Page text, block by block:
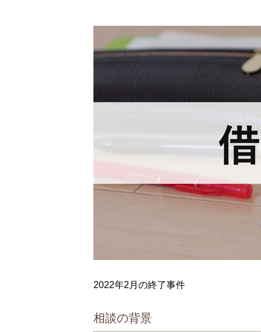
2022年2月の終了事件
相談の背景